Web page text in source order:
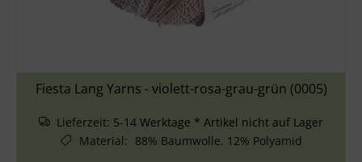
Fiesta Lang Yarns - violett-rosa-grau-grün (0005)
Lieferzeit: 5-14 Werktage * Artikel nicht auf Lager
Material: 88% Baumwolle, 12% Polyamid